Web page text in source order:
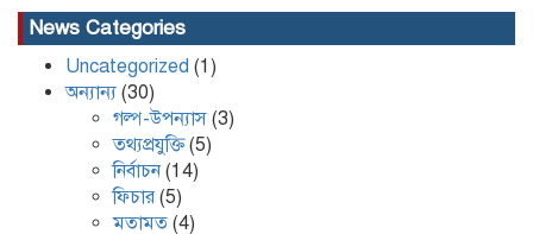
পদত্যাগ করলেন রাষ্ট্রপতি
News Categories
Uncategorized (1)
অন্যান্য (30)
গল্প-উপন্যাস (3)
তথ্যপ্রযুক্তি(5)
নির্বাচন(14)
ফিচার (5)
মতামত (4)